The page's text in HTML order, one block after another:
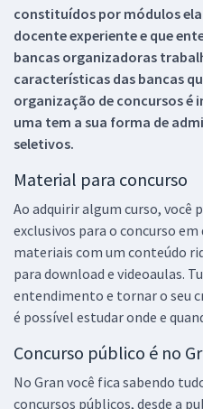
constituídos por módulos
docente experiente e que
bancas organizadoras
características das bancas
organização de concursos
uma tem a sua forma de
seletivos.
Material para concurso
Ao adquirir algum curso, você
exclusivos para o concurso em
materiais com um conteúdo
para download e videoaulas.
entendimento e tornar o seu
é possível estudar onde e
Concurso público é no
No Gran você fica sabendo
concursos públicos, desde a